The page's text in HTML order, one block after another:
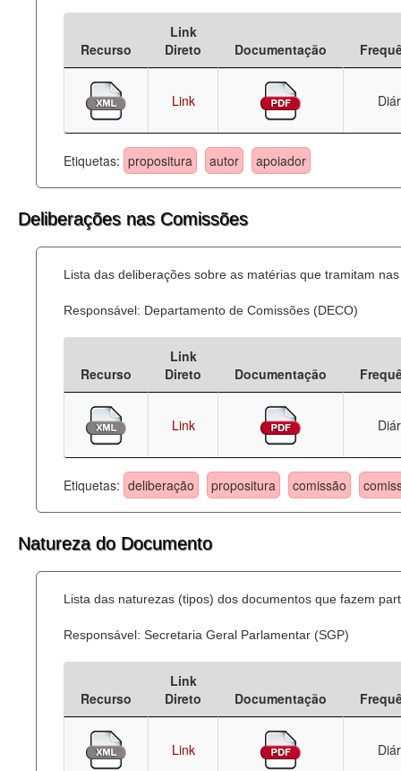
Administração
Legislação
Agenda
Perguntas frequentes
Recurso
Link
Direto
Documentação
Link
Etiquetas: propositura autor apoiador
Deliberações nas Comissões
Lista das deliberações sobre as matérias que tramitam
Responsável: Departamento de Comissões (DECO)
Recurso
Link
Direto
Documentação
Link
Etiquetas: deliberação propositura comissão
Natureza do Documento
Lista das naturezas (tipos) dos documentos que fazem
Responsável: Secretaria Geral Parlamentar (SGP)
Recurso
Link
Direto
Documentação
Link